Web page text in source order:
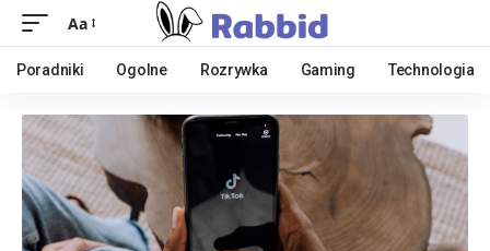
Aa
Poradniki Ogolne Rozrywka Gaming Technologia